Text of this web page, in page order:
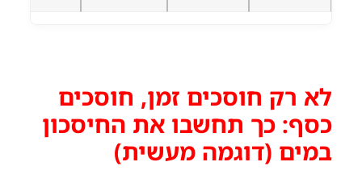
לא רק חוסכים זמן, חוסכים
כסף: כך תחשבו את החיסכון
במים (דוגמה מעשית)